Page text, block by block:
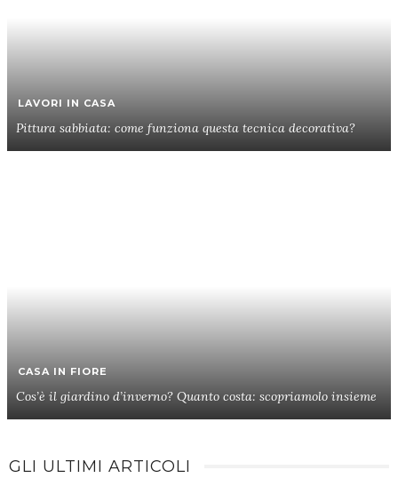
LAVORI IN CASA
Pittura sabbiata: come funziona questa tecnica decorativa?
CASA IN FIORE
Cos’è il giardino d’inverno? Quanto costa: scopriamolo insieme
GLI ULTIMI ARTICOLI